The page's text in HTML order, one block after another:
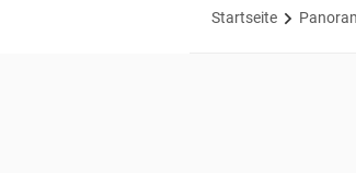
Startseite